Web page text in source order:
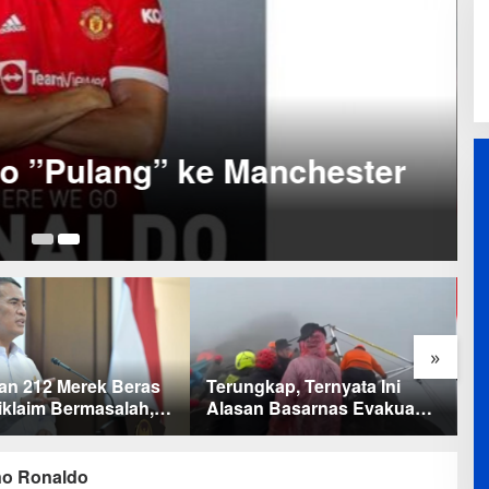
Berpotensi Tersaji di
»
Ternyata Ini
Evakuasi
Tanpa
Baru KelarPolemik 4 Pulau
Sumut-Aceh, Muncul Klaim
43 Pulau RI yang Kini dalam
Ronaldo